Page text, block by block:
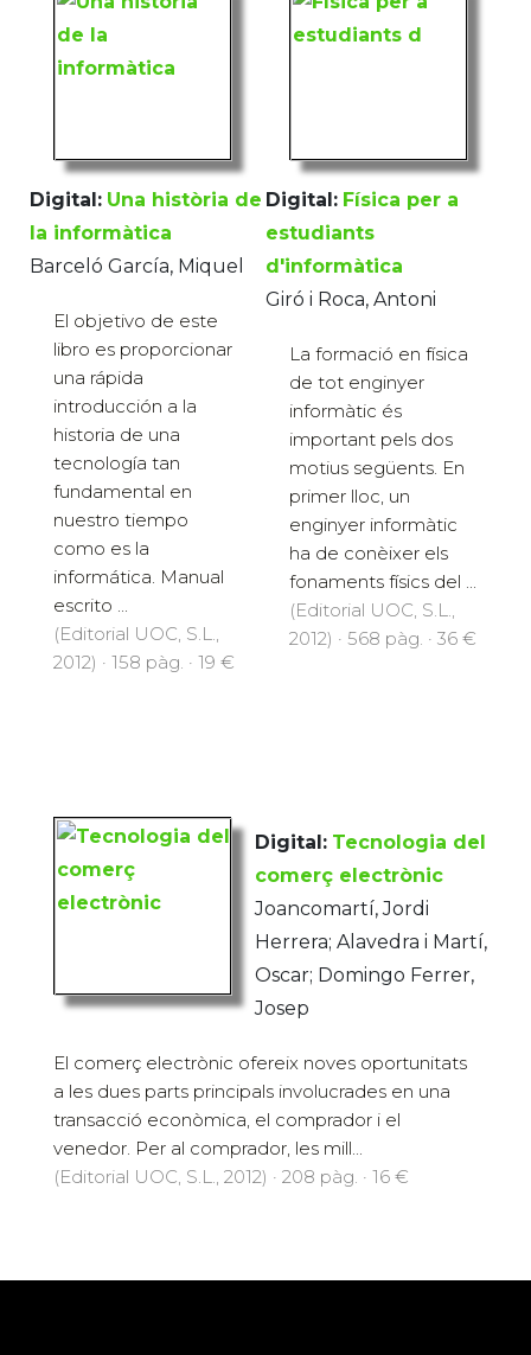
Digital: Una història de
la informàtica
Barceló García, Miquel
El objetivo de este
libro es proporcionar
una rápida
introducción a la
historia de una
tecnología tan
fundamental en
nuestro tiempo
como es la
informática. Manual
escrito ...
(Editorial UOC, S.L.,
2012) · 158 pàg. · 19 €
Digital: Física per a
estudiants
d'informàtica
Giró i Roca, Antoni
La formació en física
de tot enginyer
informàtic és
important pels dos
motius següents. En
primer lloc, un
enginyer informàtic
ha de conèixer els
fonaments físics del ...
(Editorial UOC, S.L.,
2012) · 568 pàg. · 36 €
Digital: Tecnologia del
comerç electrònic
Joancomartí, Jordi
Herrera; Alavedra i Martí,
Oscar; Domingo Ferrer,
Josep
El comerç electrònic ofereix noves oportunitats
a les dues parts principals involucrades en una
transacció econòmica, el comprador i el
venedor. Per al comprador, les mill...
(Editorial UOC, S.L., 2012) · 208 pàg. · 16 €